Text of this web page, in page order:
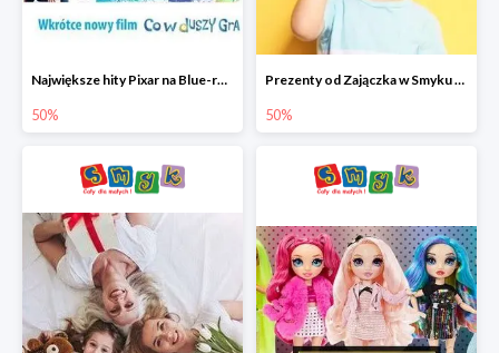
Największe hity Pixar na Blue-rey i DVD w Smyku - drugi film -50%
50%
Prezenty od Zajączka w Smyku do -50%
50%